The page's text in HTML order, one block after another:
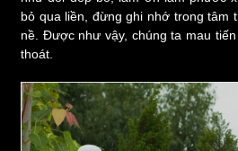
bỏ qua liền, đừng ghi nhớ trong tâm
nề. Được như vậy, chúng ta mau
thoát.